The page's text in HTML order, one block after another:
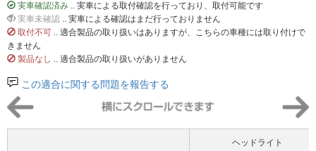
実車確認済み .. 実車による取付確認を行っており、取付可能です
実車未確認 .. 実車による確認はまだ行っておりません
取付不可 .. 適合製品の取り扱いはありますが、こちらの車種には取り付けで
きません
製品なし .. 適合製品の取り扱いがありません
この適合に関する問題を報告する
ヘッドライト